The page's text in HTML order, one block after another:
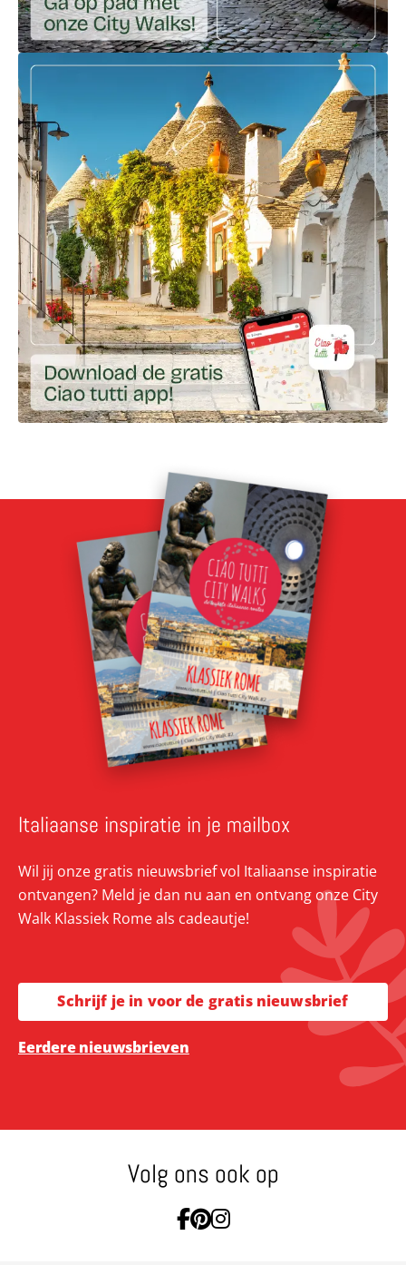
Ga naar externe link: https://ciaotutti.nl/city-walks/
Italiaanse inspiratie in je mailbox
Wil jij onze gratis nieuwsbrief vol Italiaanse inspiratie
ontvangen? Meld je dan nu aan en ontvang onze City
Walk Klassiek Rome als cadeautje!
Schrijf je in voor de gratis nieuwsbrief
Eerdere nieuwsbrieven
Volg ons ook op
Ga naar Facebook
Ga naar Pinterest
Ga naar Instagram